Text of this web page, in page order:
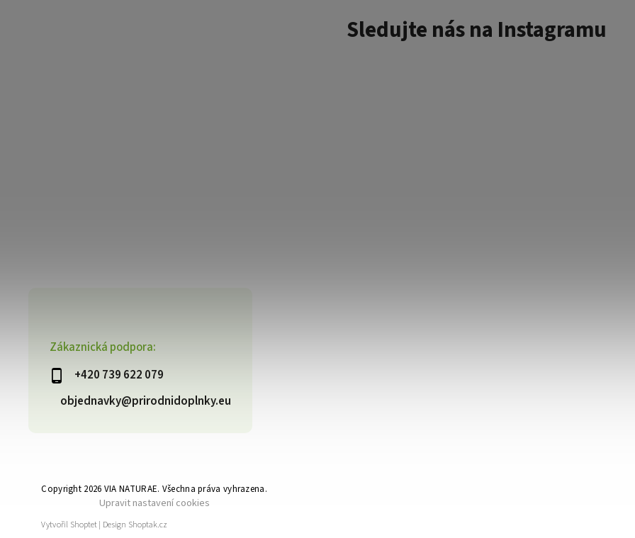
Zákaznická podpora:
+420 739 622 079
objednavky@prirodnidoplnky.eu
Sledujte nás na Instagramu
Copyright 2026 VIA NATURAE. Všechna práva vyhrazena.
Upravit nastavení cookies
Vytvořil Shoptet| Design Shoptak.cz